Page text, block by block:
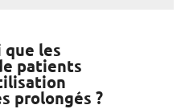
que les
patients
prolongés ?